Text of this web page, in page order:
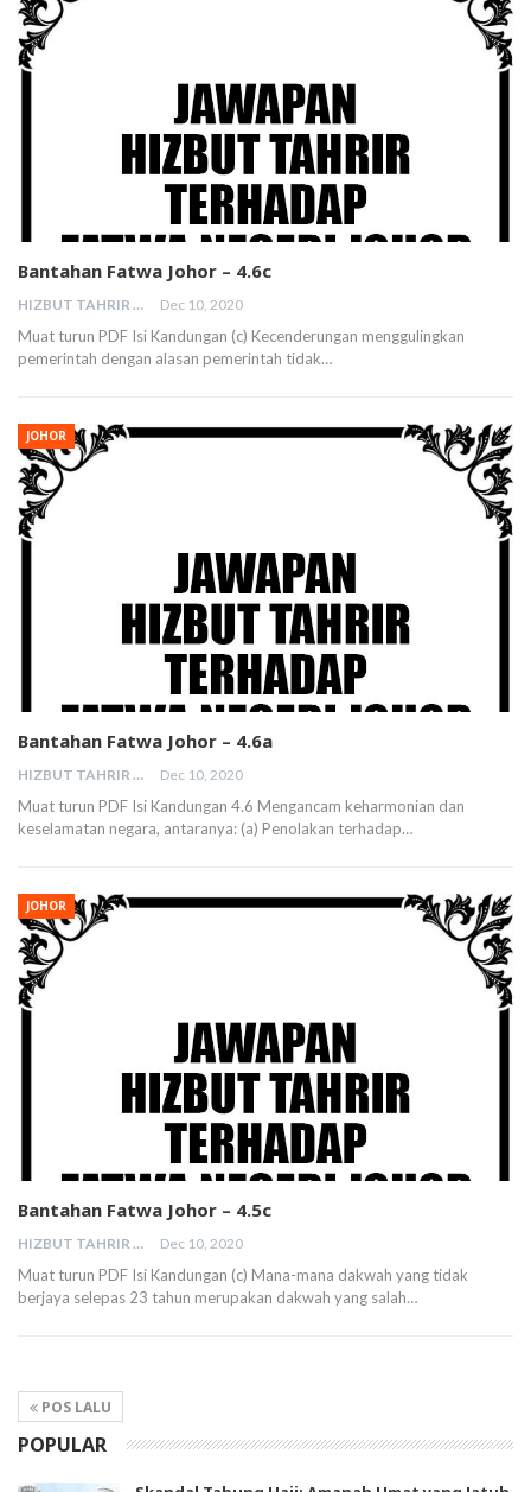
Bantahan Fatwa Johor – 4.6c
HIZBUT TAHRIR MALAYSIA Dec 10, 2020
Muat turun PDF Isi Kandungan (c) Kecenderungan menggulingkan
pemerintah dengan alasan pemerintah tidak…
JOHOR
Bantahan Fatwa Johor – 4.6a
HIZBUT TAHRIR MALAYSIA Dec 10, 2020
Muat turun PDF Isi Kandungan 4.6 Mengancam keharmonian dan
keselamatan negara, antaranya: (a) Penolakan terhadap…
JOHOR
Bantahan Fatwa Johor – 4.5c
HIZBUT TAHRIR MALAYSIA Dec 10, 2020
Muat turun PDF Isi Kandungan (c) Mana-mana dakwah yang tidak
berjaya selepas 23 tahun merupakan dakwah yang salah…
POS LALU
POPULAR